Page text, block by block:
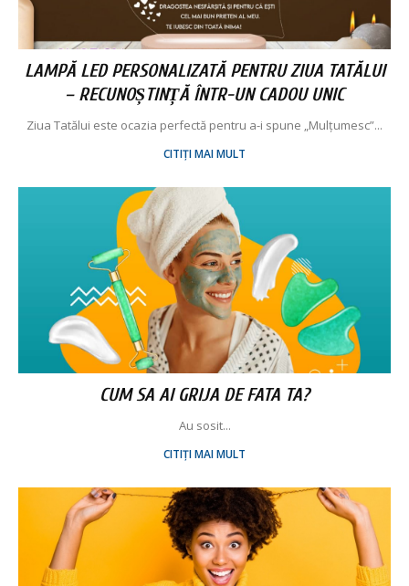
LAMPĂ LED PERSONALIZATĂ PENTRU ZIUA TATĂLUI
– RECUNOȘTINȚĂ ÎNTR-UN CADOU UNIC
Ziua Tatălui este ocazia perfectă pentru a-i spune „Mulțumesc”...
CITIȚI MAI MULT
CUM SA AI GRIJA DE FATA TA?
Au sosit...
CITIȚI MAI MULT